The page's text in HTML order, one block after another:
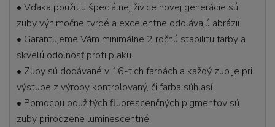
• Vďaka použitiu špeciálnej živice novej generácie sú
zuby výnimočne tvrdé a excelentne odolávajú abrázii.
• Garantujeme Vám minimálne 2 ročnú stabilitu farby a
skvelú odolnosť proti plaku.
• Zuby sú dodávané v 16-tich farbách a každý zub je pri
výstupe z výroby kontrolovaný, či farba súhlasí.
• Pomocou použitých fluorescenčných pigmentov sú
zuby prirodzene luminescentné.